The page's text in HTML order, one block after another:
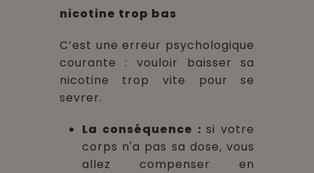
nicotine trop bas
C’est une erreur psychologique
courante : vouloir baisser sa
nicotine trop vite pour se
sevrer.
La conséquence :si votre
corps n'a pas sa dose, vous
allez compenser en